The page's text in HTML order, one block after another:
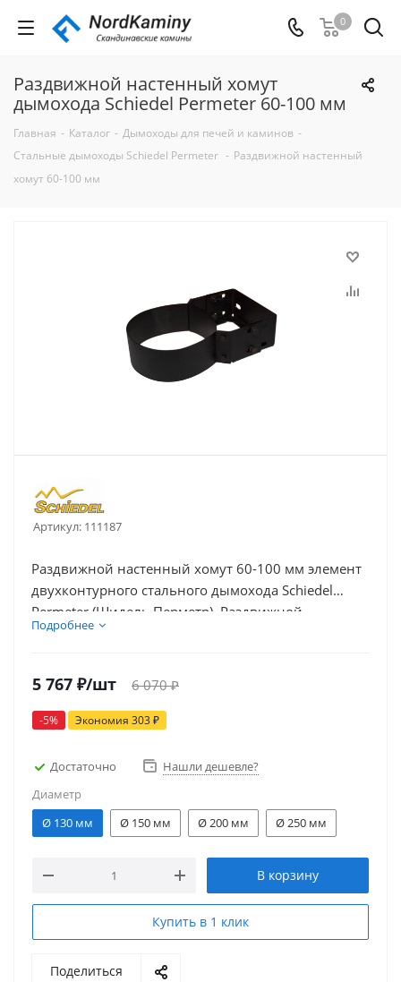
0
Раздвижной настенный хомут
дымохода Schiedel Permeter 60-100 мм
Главная - Каталог - Дымоходы для печей и каминов -
Стальные дымоходы Schiedel Permeter - Раздвижной настенный
хомут 60-100 мм
Артикул: 111187
Раздвижной настенный хомут 60-100 мм элемент
двухконтурного стального дымохода Schiedel
Permeter (Шидель Перметр). Раздвижной
настенный хомут 60-100 мм Schiedel Permeter
фиксации двустенного дымохода к стене.
позволяет изменять расстояние от стены до
Подробнее
5 767 ₽/шт 6 070₽
-5% Экономия 303₽
Достаточно
Нашли дешевле?
Диаметр
Ø 130 мм
Ø 150 мм Ø 200 мм Ø 250 мм
В корзину
Купить в 1 клик
Поделиться